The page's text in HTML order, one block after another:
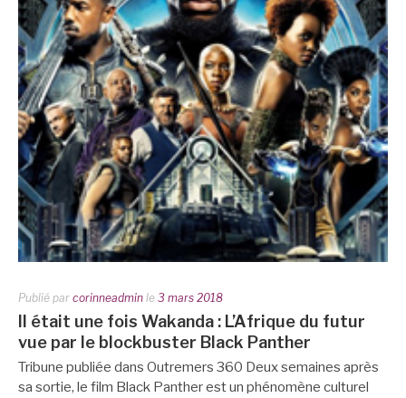
Publié par corinneadmin le 3 mars 2018
Il était une fois Wakanda : L’Afrique du futur
vue par le blockbuster Black Panther
Tribune publiée dans Outremers 360 Deux semaines après
sa sortie, le film Black Panther est un phénomène culturel